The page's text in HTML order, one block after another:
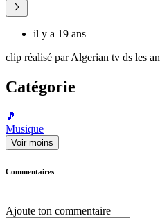
il y a 19 ans
clip réalisé par Algerian tv ds les
Catégorie
🎵
Musique
Voir moins
Commentaires
Ajoute ton commentaire